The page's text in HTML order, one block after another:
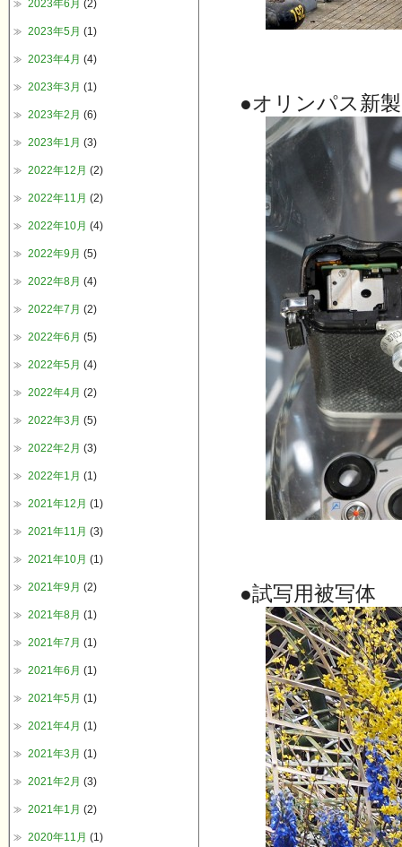
●オリンパス新
●試写用被写体
2023年6月 (2)
2023年5月 (1)
2023年4月 (4)
2023年3月 (1)
2023年2月 (6)
2023年1月 (3)
2022年12月 (2)
2022年11月 (2)
2022年10月 (4)
2022年9月 (5)
2022年8月 (4)
2022年7月 (2)
2022年6月 (5)
2022年5月 (4)
2022年4月 (2)
2022年3月 (5)
2022年2月 (3)
2022年1月 (1)
2021年12月 (1)
2021年11月 (3)
2021年10月 (1)
2021年9月 (2)
2021年8月 (1)
2021年7月 (1)
2021年6月 (1)
2021年5月 (1)
2021年4月 (1)
2021年3月 (1)
2021年2月 (3)
2021年1月 (2)
2020年11月 (1)